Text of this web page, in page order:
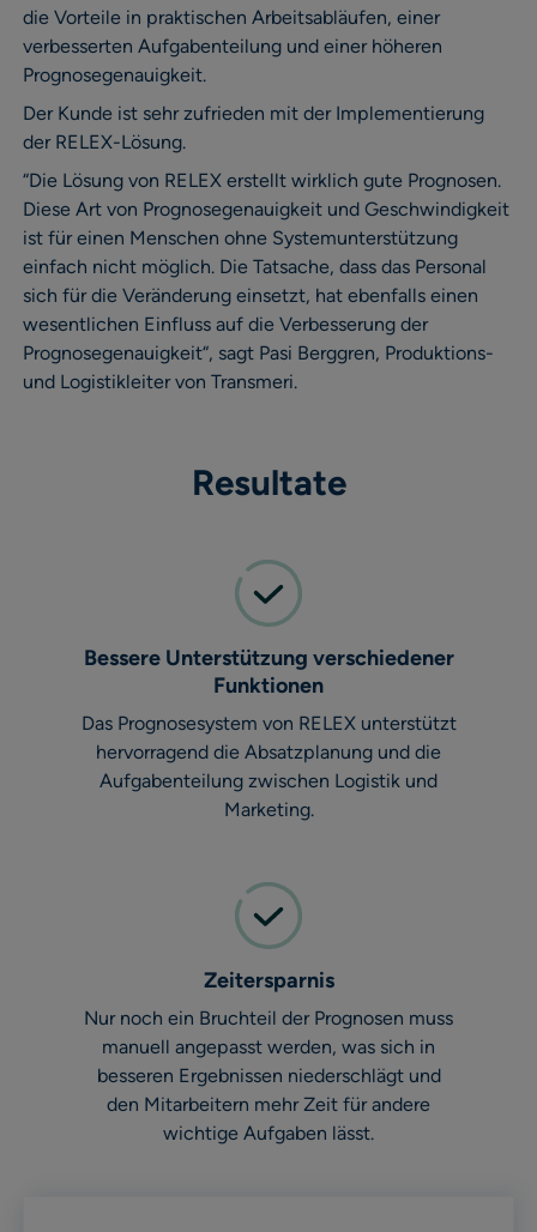
die Vorteile in praktischen Arbeitsabläufen, einer
verbesserten Aufgabenteilung und einer höheren
Prognosegenauigkeit.
Der Kunde ist sehr zufrieden mit der Implementierung
der RELEX-Lösung.
“Die Lösung von RELEX erstellt wirklich gute Prognosen.
Diese Art von Prognosegenauigkeit und Geschwindigkeit
ist für einen Menschen ohne Systemunterstützung
einfach nicht möglich. Die Tatsache, dass das Personal
sich für die Veränderung einsetzt, hat ebenfalls einen
wesentlichen Einfluss auf die Verbesserung der
Prognosegenauigkeit“, sagt Pasi Berggren, Produktions-
und Logistikleiter von Transmeri.
Resultate
Bessere Unterstützung verschiedener
Funktionen
Das Prognosesystem von RELEX unterstützt
hervorragend die Absatzplanung und die
Aufgabenteilung zwischen Logistik und
Marketing.
Zeitersparnis
Nur noch ein Bruchteil der Prognosen muss
manuell angepasst werden, was sich in
besseren Ergebnissen niederschlägt und
den Mitarbeitern mehr Zeit für andere
wichtige Aufgaben lässt.